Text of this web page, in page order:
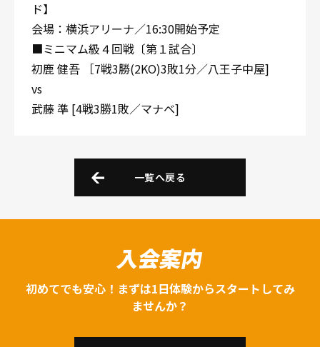
ド】
会場：横浜アリーナ／16:30開始予定
■ミニマム級４回戦〔第１試合〕
初鹿 健吾 ［7戦3勝(2KO)3敗1分／八王子中屋]
vs
武藤 準 [4戦3勝1敗／マナベ]
一覧へ戻る
入会案内
初めてでも安心！まずは1日体験からスタートしてみ
ませんか？